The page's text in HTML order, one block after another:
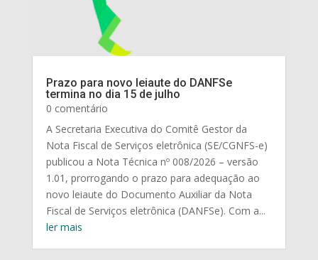
Prazo para novo leiaute do DANFSe
termina no dia 15 de julho
0 comentário
A Secretaria Executiva do Comitê Gestor da
Nota Fiscal de Serviços eletrônica (SE/CGNFS-e)
publicou a Nota Técnica nº 008/2026 – versão
1.01, prorrogando o prazo para adequação ao
novo leiaute do Documento Auxiliar da Nota
Fiscal de Serviços eletrônica (DANFSe). Com a...
ler mais